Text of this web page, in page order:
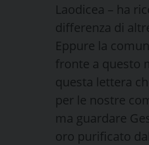
Laodicea – ha
differenza di
Eppure la
fronte a questo
questa lettera
per le nostre
ma guardare
oro purificato